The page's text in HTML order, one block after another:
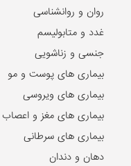
روان و روانشناسی
غدد و متابولیسم
جنسی و زناشویی
بیماری های پوست و مو
بیماری های ویروسی
بیماری های مغز و اعصاب
بیماری های سرطانی
دهان و دندان